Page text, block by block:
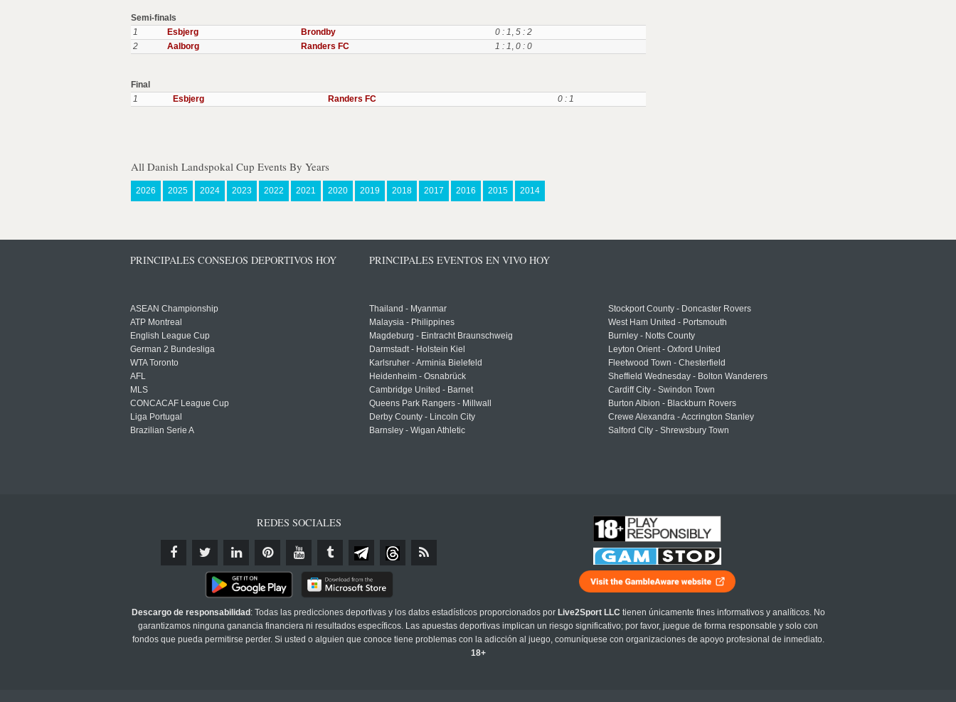
Semi-finals
1
Esbjerg Brondby 0 : 1, 5 : 2
2
Aalborg Randers FC 1 : 1, 0 : 0
Final
1
Esbjerg Randers FC 0 : 1
All Danish Landspokal Cup Events By Years
2026 2025 2024 2023 2022 2021 2020 2019 2018 2017 2016 2015 2014
PRINCIPALES CONSEJOS DEPORTIVOS HOY
ASEAN Championship
ATP Montreal
English League Cup
German 2 Bundesliga
WTA Toronto
AFL
MLS
CONCACAF League Cup
Liga Portugal
Brazilian Serie A
PRINCIPALES EVENTOS EN VIVO HOY
Thailand - Myanmar
Malaysia - Philippines
Magdeburg - Eintracht Braunschweig
Darmstadt - Holstein Kiel
Karlsruher - Arminia Bielefeld
Heidenheim - Osnabrück
Cambridge United - Barnet
Queens Park Rangers - Millwall
Derby County - Lincoln City
Barnsley - Wigan Athletic
Stockport County - Doncaster Rovers
West Ham United - Portsmouth
Burnley - Notts County
Leyton Orient - Oxford United
Fleetwood Town - Chesterfield
Sheffield Wednesday - Bolton Wanderers
Cardiff City - Swindon Town
Burton Albion - Blackburn Rovers
Crewe Alexandra - Accrington Stanley
Salford City - Shrewsbury Town
REDES SOCIALES
Descargo de responsabilidad : Todas las predicciones deportivas y los datos estadísticos proporcionados por Live2Sport LLC tienen únicamente fines informativos y analíticos. No
garantizamos ninguna ganancia financiera ni resultados específicos. Las apuestas deportivas implican un riesgo significativo; por favor, juegue de forma responsable y solo con
fondos que pueda permitirse perder. Si usted o alguien que conoce tiene problemas con la adicción al juego, comuníquese con organizaciones de apoyo profesional de inmediato.
18+